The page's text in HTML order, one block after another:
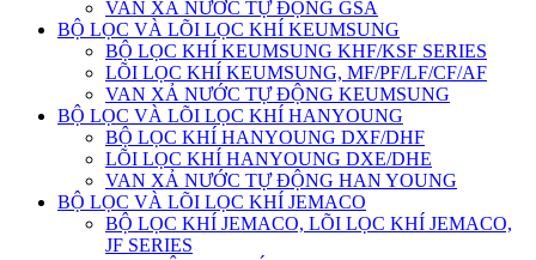
VAN XẢ NƯỚC TỰ ĐỘNG GSA
BỘ LỌC VÀ LÕI LỌC KHÍ KEUMSUNG
BỘ LỌC KHÍ KEUMSUNG KHF/KSF SERIES
LÕI LỌC KHÍ KEUMSUNG, MF/PF/LF/CF/AF
VAN XẢ NƯỚC TỰ ĐỘNG KEUMSUNG
BỘ LỌC VÀ LÕI LỌC KHÍ HANYOUNG
BỘ LỌC KHÍ HANYOUNG DXF/DHF
LÕI LỌC KHÍ HANYOUNG DXE/DHE
VAN XẢ NƯỚC TỰ ĐỘNG HAN YOUNG
BỘ LỌC VÀ LÕI LỌC KHÍ JEMACO
BỘ LỌC KHÍ JEMACO, LÕI LỌC KHÍ JEMACO,
JF SERIES